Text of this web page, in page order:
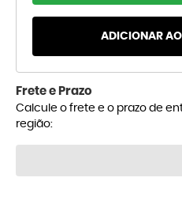
ADICIONAR
Frete e Prazo
Calcule o frete e o prazo de
região: